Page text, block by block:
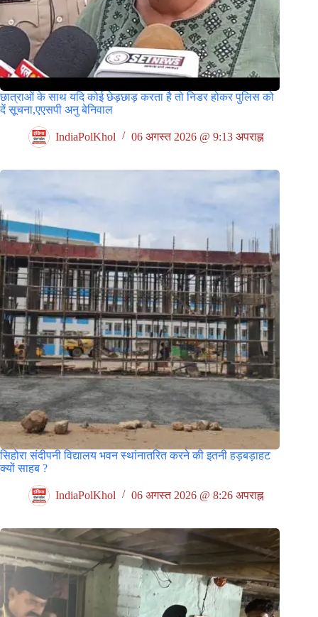
छात्राओं के साथ यदि कोई छेड़छाड़ करता है तो निडर होकर पुलिस को
दें सूचना,एएसपी अनु बेनिवाल
IndiaPolKhol 06 अगस्त 2026 @ 9:13 अपराह्न
सिहोरा संदीपनी विद्यालय भवन स्थांनातरित करने की इतनी हड़बड़ाहट
क्यों साहब ?
IndiaPolKhol 06 अगस्त 2026 @ 8:26 अपराह्न